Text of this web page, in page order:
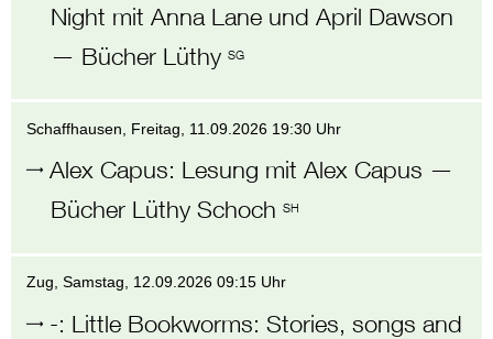
Night mit Anna Lane und April Dawson
— Bücher Lüthy SG
Schaffhausen , Freitag, 11.09.2026 19:30 Uhr
Alex Capus: Lesung mit Alex Capus —
Bücher Lüthy Schoch SH
Zug , Samstag, 12.09.2026 09:15 Uhr
-: Little Bookworms: Stories, songs and